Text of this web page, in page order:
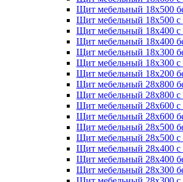
Щит мебельный 18х500
Щит мебельный 18х500 с
Щит мебельный 18х400 с
Щит мебельный 18х400
Щит мебельный 18х300
Щит мебельный 18х300 с
Щит мебельный 18х200
Щит мебельный 28х800
Щит мебельный 28х800 с
Щит мебельный 28х600 с
Щит мебельный 28х600
Щит мебельный 28х500
Щит мебельный 28х500 с
Щит мебельный 28х400 с
Щит мебельный 28х400
Щит мебельный 28х300